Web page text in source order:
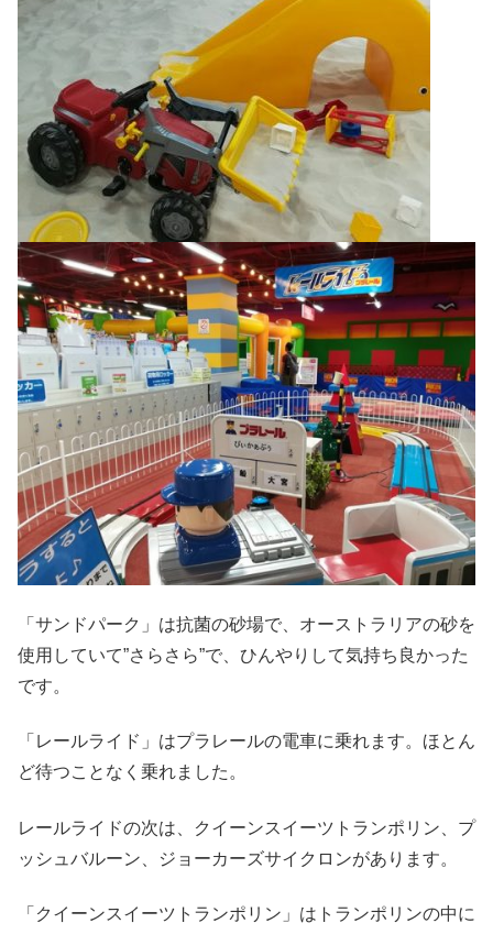
「サンドパーク」は抗菌の砂場で、オーストラリアの砂を
使用していて”さらさら”で、ひんやりして気持ち良かった
です。
「レールライド」はプラレールの電車に乗れます。ほとん
ど待つことなく乗れました。
レールライドの次は、クイーンスイーツトランポリン、プ
ッシュバルーン、ジョーカーズサイクロンがあります。
「クイーンスイーツトランポリン」はトランポリンの中に